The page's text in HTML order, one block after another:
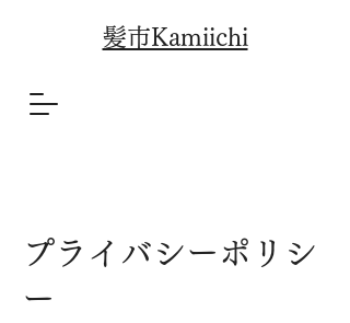
​髪市Kamiichi
プライバシーポリシ
ー